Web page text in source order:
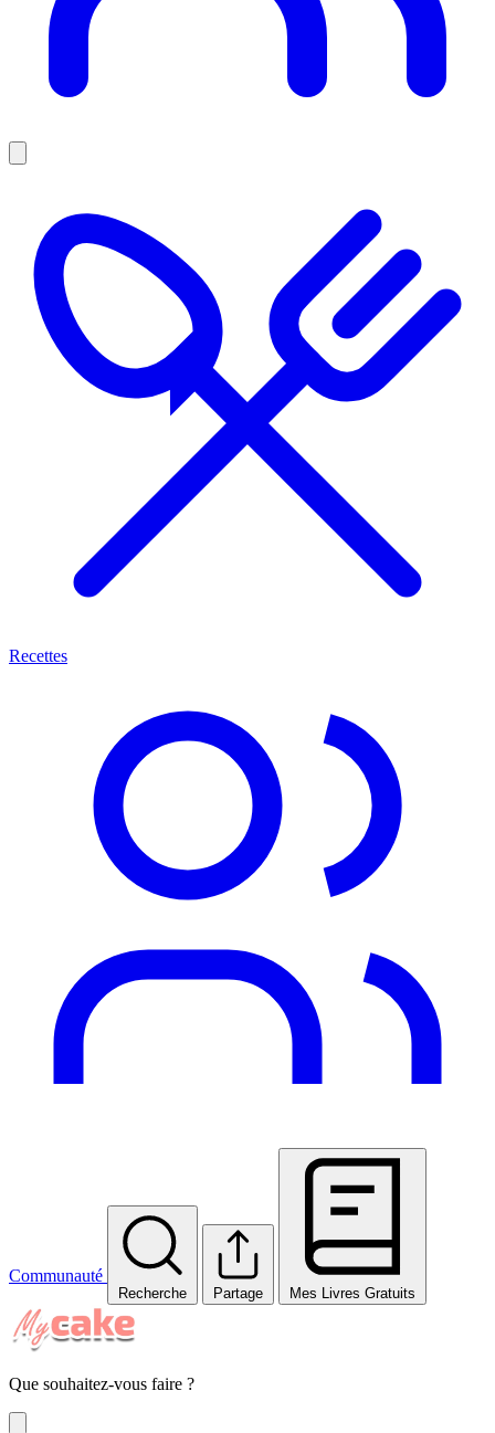
Recettes
Communauté
Recherche Partage Mes Livres Gratuits
Que souhaitez-vous faire ?